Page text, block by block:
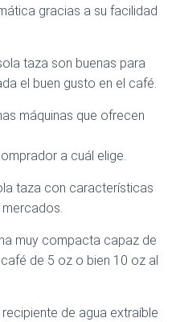
gracias a su facilidad
taza son buenas para
el buen gusto en el café.
máquinas que ofrecen
a cuál elige.
taza con características
muy compacta capaz de
de 5 oz o bien 10 oz al
de agua extraíble